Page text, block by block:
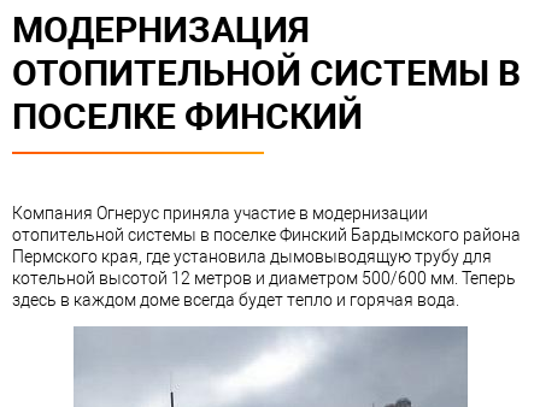
МОДЕРНИЗАЦИЯ
ОТОПИТЕЛЬНОЙ СИСТЕМЫ В
ПОСЕЛКЕ ФИНСКИЙ
Компания Огнерус приняла участие в модернизации
отопительной системы в поселке Финский Бардымского района
Пермского края, где установила дымовыводящую трубу для
котельной высотой 12 метров и диаметром 500/600 мм. Теперь
здесь в каждом доме всегда будет тепло и горячая вода.